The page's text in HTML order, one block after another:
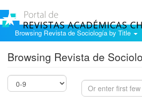
Browsing Revista de Sociología by Title
Browsing Revista de